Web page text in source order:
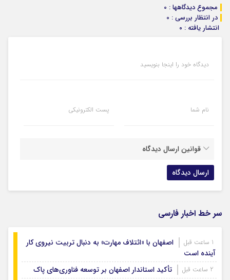
مجموع دیدگاهها : 0
در انتظار بررسی : 0
انتشار یافته : ۰
دیدگاه خود را اینجا بنویسید
نام شما پست الکترونیکی
قوانین ارسال دیدگاه
سر خط اخبار فارسی
اصفهان با «ائتلاف مهارت» به دنبال تربیت نیروی کار
آینده است
تأکید استاندار اصفهان بر توسعه فناوری‌های پاک